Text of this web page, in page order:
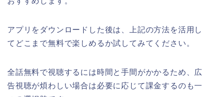
アプリをダウンロードした後は、上記の方法を活用し
てどこまで無料で楽しめるか試してみてください。
全話無料で視聴するには時間と手間がかかるため、広
告視聴が煩わしい場合は必要に応じて課金するのも一